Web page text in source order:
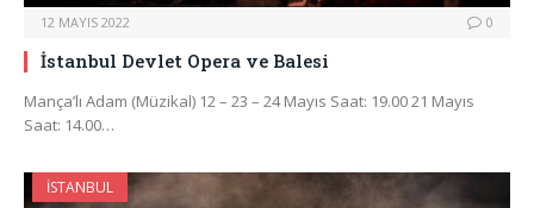
12 MAYIS 2022 0
İstanbul Devlet Opera ve Balesi
Mança’lı Adam (Müzikal) 12 – 23 – 24 Mayıs Saat: 19.00 21 Mayıs
Saat: 14.00…
İSTANBUL